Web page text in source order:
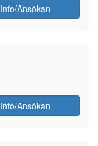
Info/Ansökan
Info/Ansökan